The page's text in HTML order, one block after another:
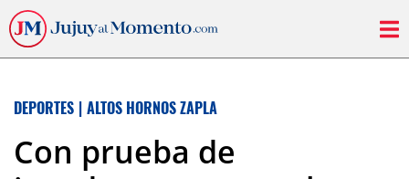
DEPORTES | ALTOS HORNOS ZAPLA
Con prueba de